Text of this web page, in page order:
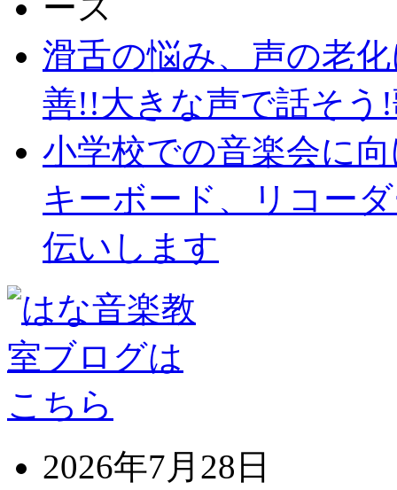
滑舌の悩み、声の老
善!!大きな声で話そう
小学校での音楽会に
キーボード、リコー
伝いします
2026年7月28日